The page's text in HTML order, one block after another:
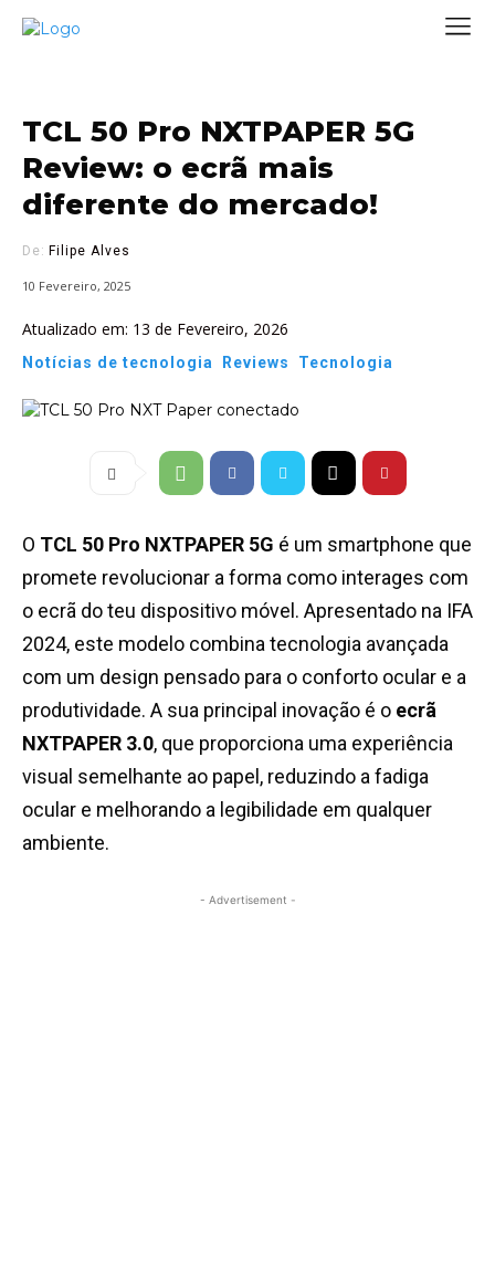
TCL 50 Pro NXTPAPER 5G
Review: o ecrã mais
diferente do mercado!
De: Filipe Alves
10 Fevereiro, 2025
Atualizado em: 13 de Fevereiro, 2026
Notícias de tecnologia Reviews Tecnologia
O TCL 50 Pro NXTPAPER 5G é um smartphone que
promete revolucionar a forma como interages com
o ecrã do teu dispositivo móvel. Apresentado na IFA
2024, este modelo combina tecnologia avançada
com um design pensado para o conforto ocular e a
produtividade. A sua principal inovação é o ecrã
NXTPAPER 3.0, que proporciona uma experiência
visual semelhante ao papel, reduzindo a fadiga
ocular e melhorando a legibilidade em qualquer
ambiente.
- Advertisement -